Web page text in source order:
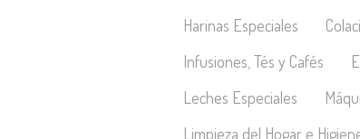
Harinas Especiales
Infusiones, Tés y Cafés
Leches Especiales
Limpieza del Hogar e